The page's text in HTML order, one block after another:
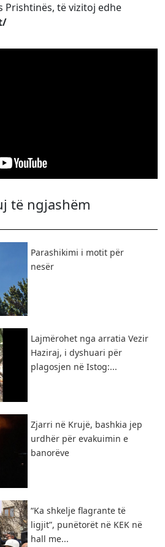
Prishtinës, të vizitoj edhe
të ngjashëm
Parashikimi i motit për
nesër
Lajmërohet nga arratia Vezir
Haziraj, i dyshuari për
plagosjen në Istog:...
Zjarri në Krujë, bashkia jep
urdhër për evakuimin e
banorëve
“Ka shkelje flagrante të
ligjit”, punëtorët në KEK në
hall me...